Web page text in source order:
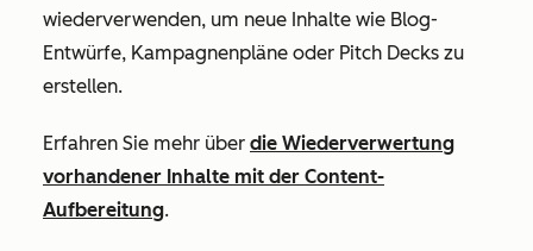
wiederverwenden, um neue Inhalte wie Blog-
Entwürfe, Kampagnenpläne oder Pitch Decks zu
erstellen.
Erfahren Sie mehr über die Wiederverwertung
vorhandener Inhalte mit der Content-
Aufbereitung.